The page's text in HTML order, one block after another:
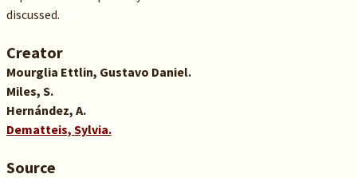
discussed.
Creator
Mourglia Ettlin, Gustavo Daniel.
Miles, S.
Hernández, A.
Dematteis, Sylvia.
Source